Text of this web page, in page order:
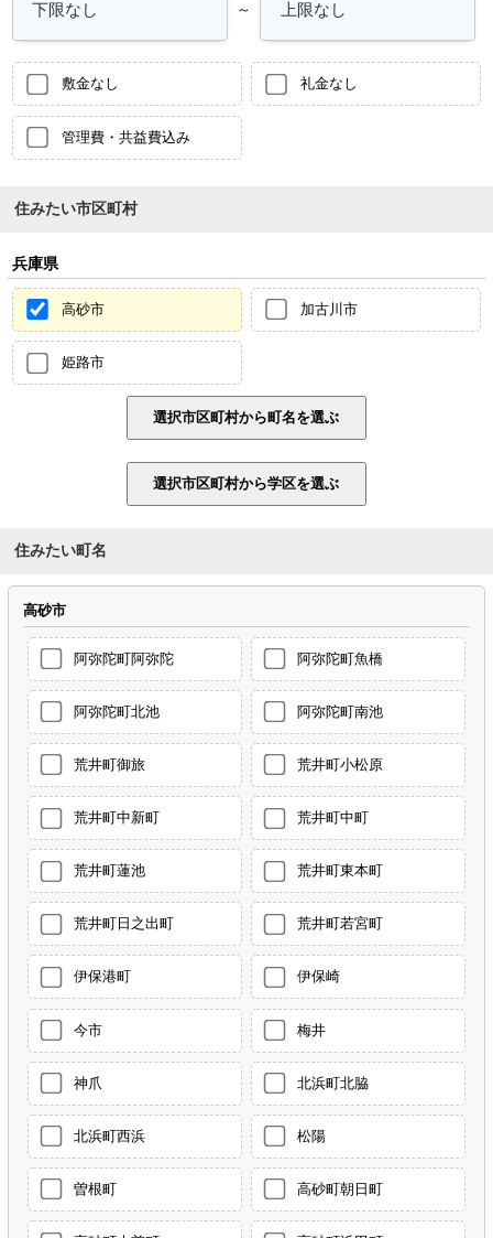
～
敷金なし 礼金なし
管理費・共益費込み
住みたい市区町村
兵庫県
高砂市 加古川市
姫路市
住みたい町名
高砂市
阿弥陀町阿弥陀 阿弥陀町魚橋
阿弥陀町北池 阿弥陀町南池
荒井町御旅 荒井町小松原
荒井町中新町 荒井町中町
荒井町蓮池 荒井町東本町
荒井町日之出町 荒井町若宮町
伊保港町 伊保崎
今市 梅井
神爪 北浜町北脇
北浜町西浜 松陽
曽根町 高砂町朝日町